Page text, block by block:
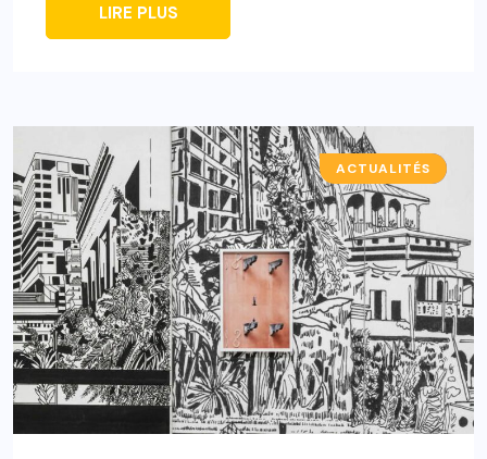
LIRE PLUS
A LA UNE
ACTUALITÉS